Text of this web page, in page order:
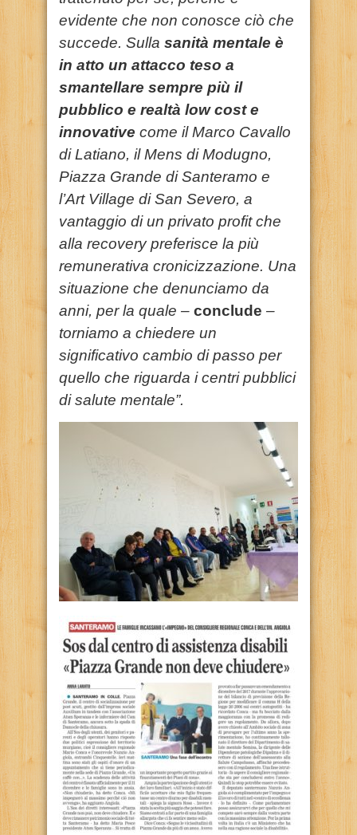
evidente che non conosce ciò che
succede. Sulla sanità mentale è
in atto un attacco teso a
smantellare sempre più il
pubblico e realtà low cost e
innovative come il Marco Cavallo
di Latiano, il Mens di Modugno,
Piazza Grande di Santeramo e
l’Art Village di San Severo, a
vantaggio di un privato profit che
alla recovery preferisce la più
remunerativa cronicizzazione. Una
situazione che denunciamo da
anni, per la quale – conclude –
torniamo a chiedere un
significativo cambio di passo per
quello che riguarda i centri pubblici
di salute mentale”.